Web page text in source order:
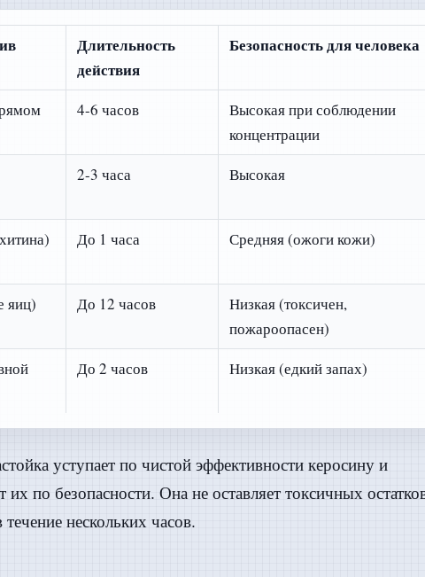
Длительность
действия
Безопасность для человека
4-6 часов
Высокая при соблюдении
концентрации
2-3 часа Высокая
До 1 часа Средняя (ожоги кожи)
яиц) До 12 часов
Низкая (токсичен,
пожароопасен)
До 2 часов Низкая (едкий запах)
уступает по чистой эффективности керосину и
по безопасности. Она не оставляет токсичных
нескольких часов.